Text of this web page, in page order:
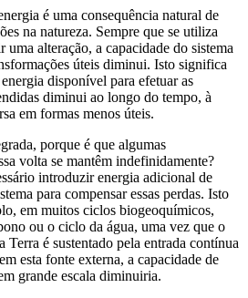
é uma consequência natural de
na natureza. Sempre que se utiliza
uma alteração, a capacidade do sistema
úteis diminui. Isto significa
disponível para efetuar as
diminui ao longo do tempo, à
em formas menos úteis.
porque é que algumas
volta se mantêm indefinidamente?
introduzir energia adicional de
para compensar essas perdas. Isto
em muitos ciclos biogeoquímicos,
ou o ciclo da água, uma vez que o
Terra é sustentado pela entrada contínua
esta fonte externa, a capacidade de
grande escala diminuiria.